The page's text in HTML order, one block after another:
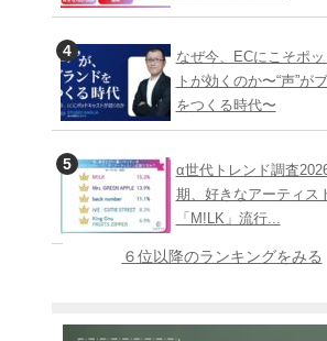
なぜ今、ECにこそポッ
トが効くのか〜“声”が
をつくる時代〜
α世代トレンド調査
期、好きなアーティス
「M!LK」流行...
６位以降のランキングをみる